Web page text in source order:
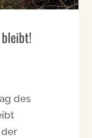
des
der